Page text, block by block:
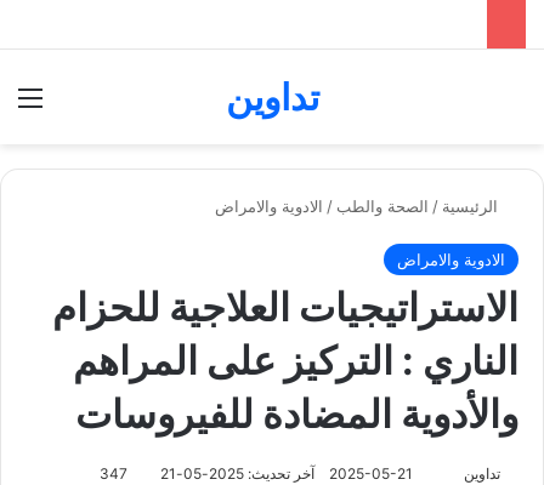
تداوين
الرئيسية / الصحة والطب / الادوية والامراض
الادوية والامراض
الاستراتيجيات العلاجية للحزام
الناري : التركيز على المراهم
والأدوية المضادة للفيروسات
تداوين 2025-05-21 آخر تحديث: 2025-05-21 347